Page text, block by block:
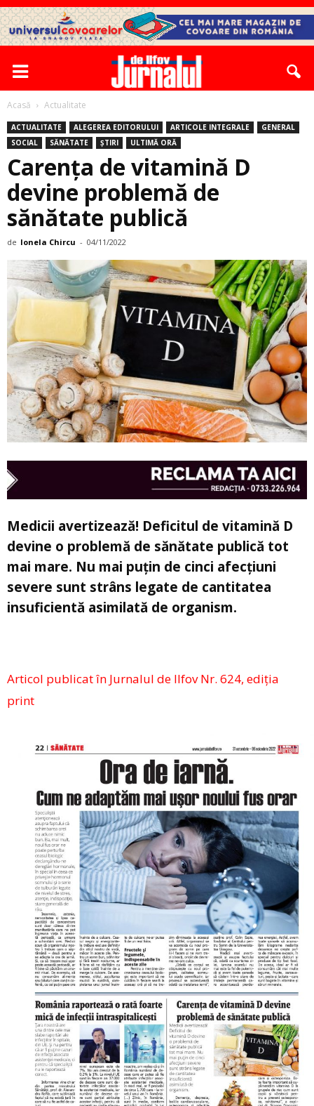
Acasă Actualitate
ACTUALITATE ALEGEREA EDITORULUI ARTICOLE INTEGRALE
GENERAL
SOCIAL
SĂNĂTATE ȘTIRI ULTIMĂ ORĂ
Carența de vitamină D
devine problemă de
sănătate publică
de Ionela Chircu - 04/11/2022
Medicii avertizează! Deficitul de vitamină D
devine o problemă de sănătate publică tot
mai mare. Nu mai puțin de cinci afecțiuni
severe sunt strâns legate de cantitatea
insuficientă asimilată de organism.
Articol publicat în Jurnalul de Ilfov Nr. 624, ediția
print